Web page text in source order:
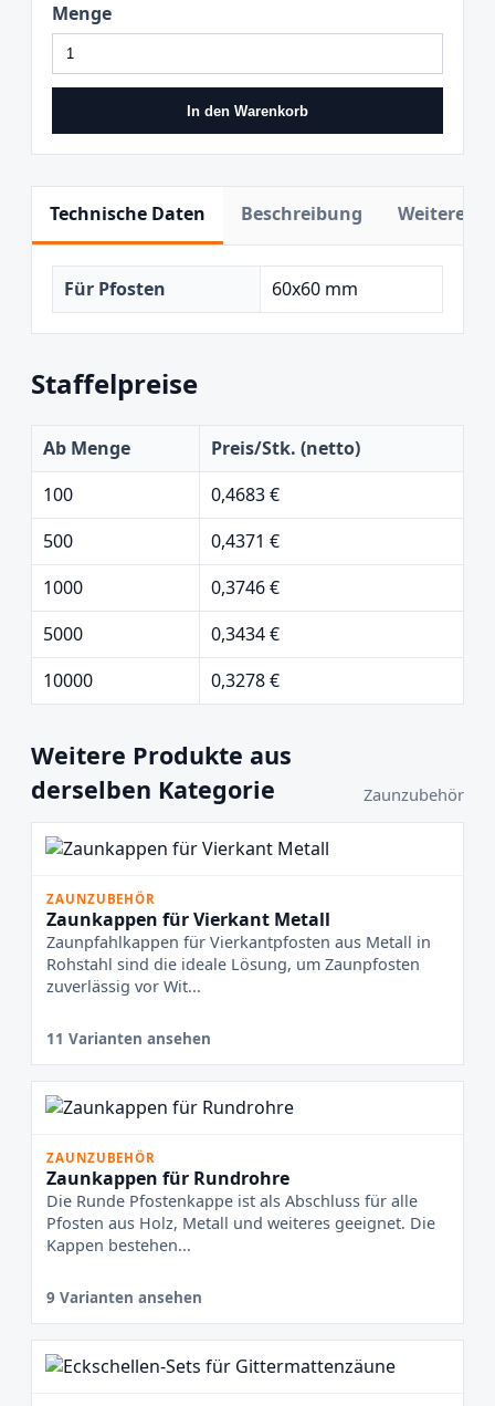
Menge
In den Warenkorb
Technische Daten Beschreibung Weitere
Für Pfosten 60x60 mm
Staffelpreise
Ab Menge
Preis/Stk. (netto)
100
0,4683 €
500
0,4371 €
1000
0,3746 €
5000
0,3434 €
10000
0,3278 €
Weitere Produkte aus
derselben Kategorie
Zaunzubehör
ZAUNZUBEHÖR
Zaunkappen für Vierkant Metall
Zaunpfahlkappen für Vierkantpfosten aus Metall in
Rohstahl sind die ideale Lösung, um Zaunpfosten
zuverlässig vor Wit...
11 Varianten ansehen
ZAUNZUBEHÖR
Zaunkappen für Rundrohre
Die Runde Pfostenkappe ist als Abschluss für alle
Pfosten aus Holz, Metall und weiteres geeignet. Die
Kappen bestehen...
9 Varianten ansehen